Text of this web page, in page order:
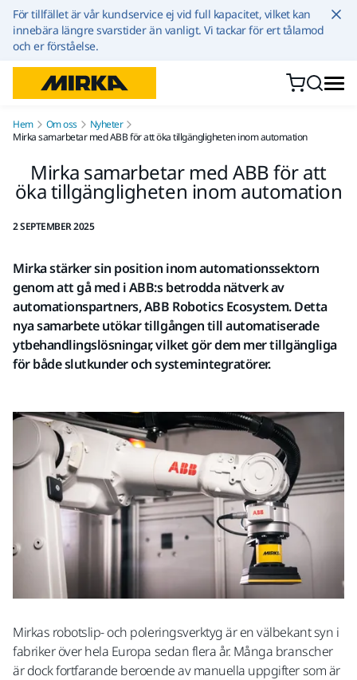
Hoppa till innehållet
För tillfället är vår kundservice ej vid full kapacitet, vilket kan
innebära längre svarstider än vanligt. Vi tackar för ert tålamod
och er förståelse.
Hem Om oss
Nyheter
Mirka samarbetar med ABB för att öka tillgängligheten inom automation
Mirka samarbetar med ABB för att
öka tillgängligheten inom automation
2 SEPTEMBER 2025
Mirka stärker sin position inom automationssektorn
genom att gå med i ABB:s betrodda nätverk av
automationspartners, ABB Robotics Ecosystem. Detta
nya samarbete utökar tillgången till automatiserade
ytbehandlingslösningar, vilket gör dem mer tillgängliga
för både slutkunder och systemintegratörer.
Mirkas robotslip- och poleringsverktyg är en välbekant syn i
fabriker över hela Europa sedan flera år. Många branscher
är dock fortfarande beroende av manuella uppgifter som är